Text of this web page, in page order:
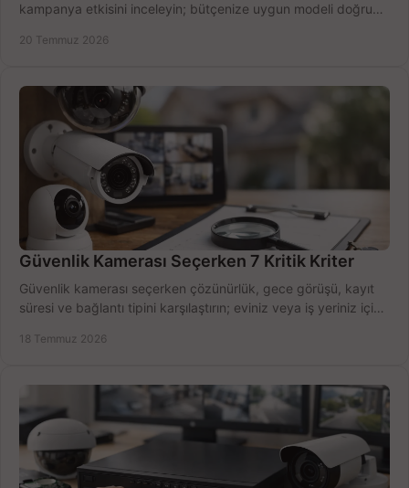
kampanya etkisini inceleyin; bütçenize uygun modeli doğru
20 Temmuz 2026
Güvenlik Kamerası Seçerken 7 Kritik Kriter
Güvenlik kamerası seçerken çözünürlük, gece görüşü, kayıt
süresi ve bağlantı tipini karşılaştırın; eviniz veya iş yeriniz için
18 Temmuz 2026